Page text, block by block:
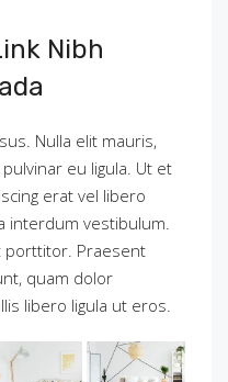
Nibh
Nulla elit mauris,
eu ligula. Ut et
erat vel libero
interdum vestibulum.
porttitor. Praesent
quam dolor
libero ligula ut eros.